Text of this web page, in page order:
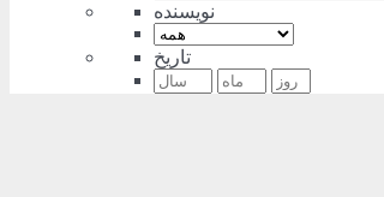
نویسنده
تاریخ